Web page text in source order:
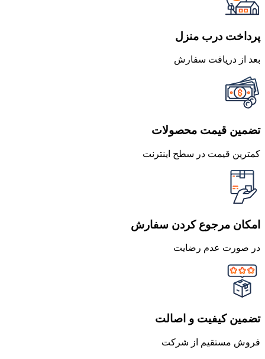
پرداخت درب منزل
بعد از دریافت سفارش
تضمین قیمت محصولات
کمترین قیمت در سطح اینترنت
امکان مرجوع کردن سفارش
در صورت عدم رضایت
تضمین کیفیت و اصالت
فروش مستقیم از شرکت